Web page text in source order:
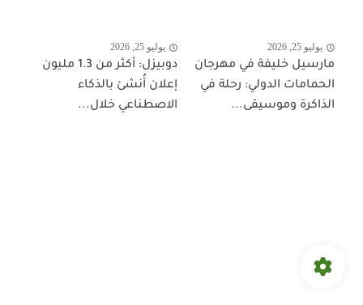
يوليو 25, 2026
مارسيل خليفة في مهرجان
الحمامات الدولي: رحلة في
الذاكرة وموسيقى...
يوليو 25, 2026
دوبيزل: أكثر من 1.3 مليون
إعلان أُنشئ بالذكاء
الاصطناعي خلال...